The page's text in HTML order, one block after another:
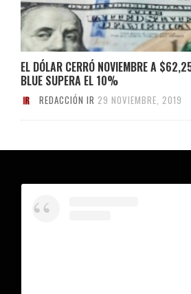
EL DÓLAR CERRÓ NOVIEMBRE A
BLUE SUPERA EL 10%
REDACCIÓN IR 29 NOVIEMBRE, 2019